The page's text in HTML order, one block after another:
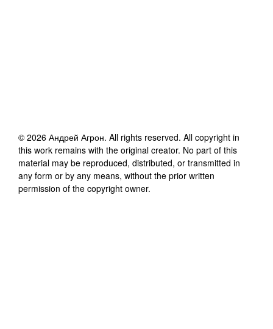
© 2026 Андрей Агрон. All rights reserved. All copyright in
this work remains with the original creator. No part of this
material may be reproduced, distributed, or transmitted in
any form or by any means, without the prior written
permission of the copyright owner.